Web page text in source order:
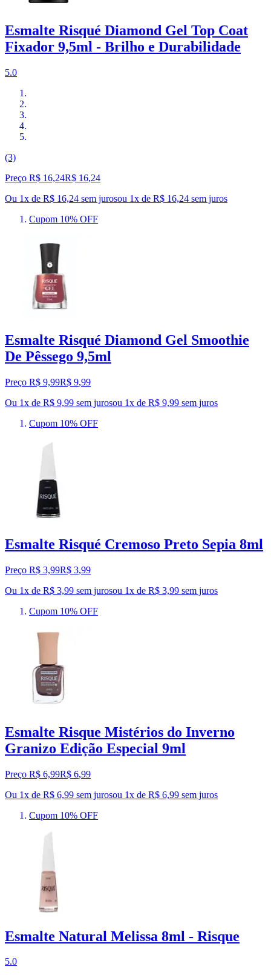
Esmalte Risqué Diamond Gel Top Coat
Fixador 9,5ml - Brilho e Durabilidade
5.0
(3)
Preço R$ 16,24R$ 16,24
Ou 1x de R$ 16,24 sem jurosou 1x de R$ 16,24 sem juros
Cupom 10% OFF
Esmalte Risqué Diamond Gel Smoothie
De Pêssego 9,5ml
Preço R$ 9,99R$ 9,99
Ou 1x de R$ 9,99 sem jurosou 1x de R$ 9,99 sem juros
Cupom 10% OFF
Esmalte Risqué Cremoso Preto Sepia 8ml
Preço R$ 3,99R$ 3,99
Ou 1x de R$ 3,99 sem jurosou 1x de R$ 3,99 sem juros
Cupom 10% OFF
Esmalte Risque Mistérios do Inverno
Granizo Edição Especial 9ml
Preço R$ 6,99R$ 6,99
Ou 1x de R$ 6,99 sem jurosou 1x de R$ 6,99 sem juros
Cupom 10% OFF
Esmalte Natural Melissa 8ml - Risque
5.0